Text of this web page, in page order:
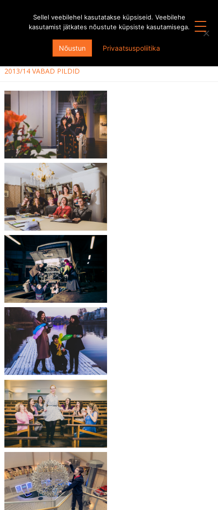
HOOAEG 2013/2014
2013/14 VABAD PILDID
Sellel veebilehel kasutatakse küpsiseid. Veebilehe
kasutamist jätkates nõustute küpsiste kasutamisega.
Nõustun Privaatsuspoliitika